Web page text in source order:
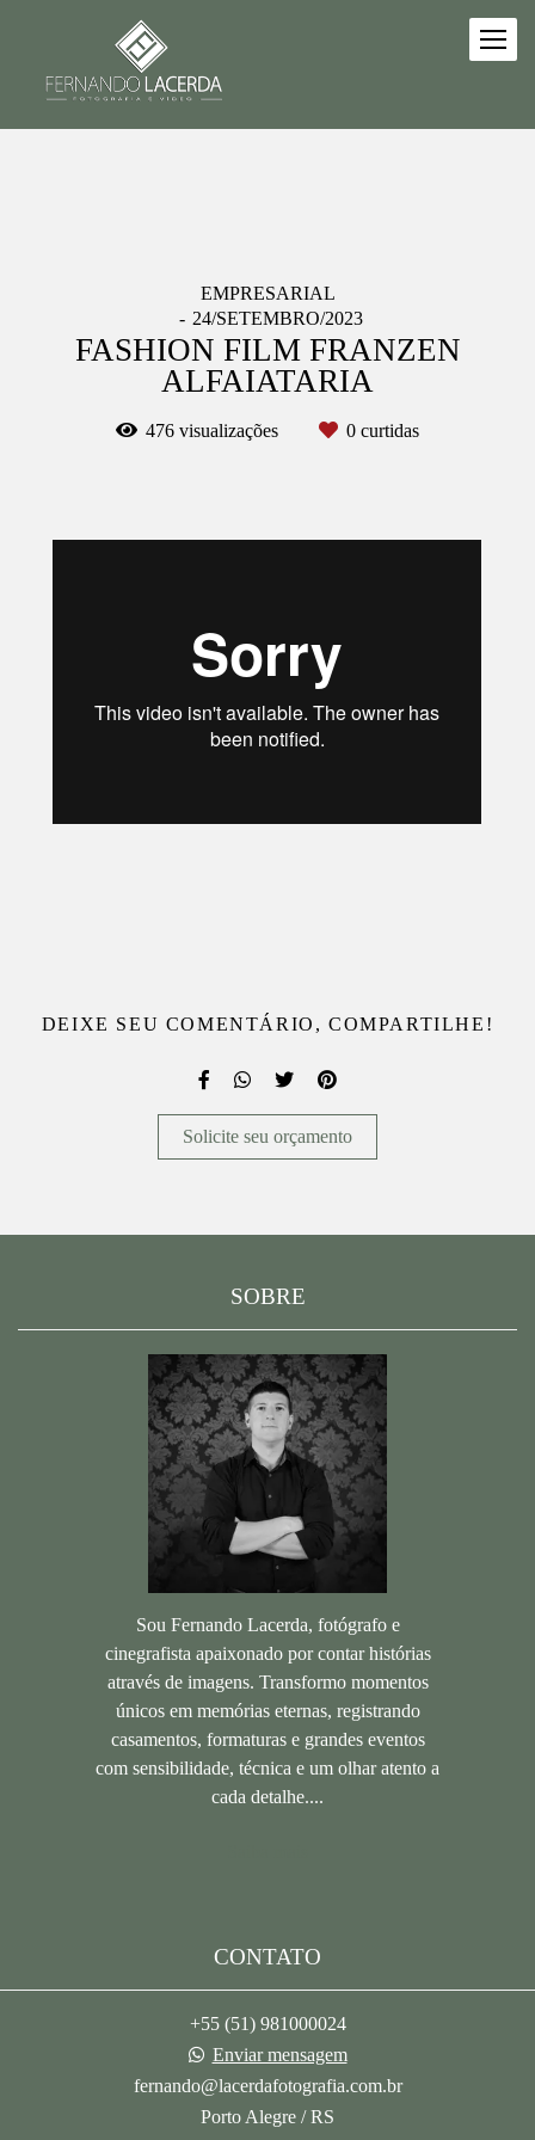
EMPRESARIAL
24/SETEMBRO/2023
FASHION FILM FRANZEN
ALFAIATARIA
476 visualizações 0 curtidas
DEIXE SEU COMENTÁRIO, COMPARTILHE!
Solicite seu orçamento
SOBRE
Sou Fernando Lacerda, fotógrafo e
cinegrafista apaixonado por contar histórias
através de imagens. Transformo momentos
únicos em memórias eternas, registrando
casamentos, formaturas e grandes eventos
com sensibilidade, técnica e um olhar atento a
cada detalhe....
CONTATO
+55 (51) 981000024
Enviar mensagem
fernando@lacerdafotografia.com.br
Porto Alegre / RS